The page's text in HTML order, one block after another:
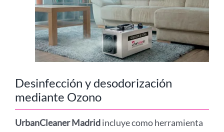
Desinfección y desodorización
mediante Ozono
UrbanCleaner Madridincluye como herramienta